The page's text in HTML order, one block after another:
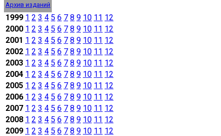
Архив изданий
1999 1 2 3 4 5 6 7 8 9 10 11 12
2000 1 2 3 4 5 6 7 8 9 10 11 12
2001 1 2 3 4 5 6 7 8 9 10 11 12
2002 1 2 3 4 5 6 7 8 9 10 11 12
2003 1 2 3 4 5 6 7 8 9 10 11 12
2004 1 2 3 4 5 6 7 8 9 10 11 12
2005 1 2 3 4 5 6 7 8 9 10 11 12
2006 1 2 3 4 5 6 7 8 9 10 11 12
2007 1 2 3 4 5 6 7 8 9 10 11 12
2008 1 2 3 4 5 6 7 8 9 10 11 12
2009 1 2 3 4 5 6 7 8 9 10 11 12